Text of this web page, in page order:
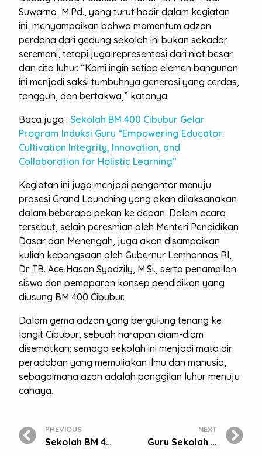
Suwarno, M.Pd., yang turut hadir dalam kegiatan
ini, menyampaikan bahwa momentum adzan
perdana dari gedung sekolah ini bukan sekadar
seremoni, tetapi juga representasi dari niat besar
dan cita luhur. “Kami ingin setiap elemen bangunan
ini menjadi saksi tumbuhnya generasi yang cerdas,
tangguh, dan bertakwa,” katanya.
Baca juga :Sekolah BM 400 Cibubur Gelar
Program Induksi Guru “Empowering Educator:
Cultivation Integrity, Innovation, and
Collaboration for Holistic Learning”
Kegiatan ini juga menjadi pengantar menuju
prosesi Grand Launching yang akan dilaksanakan
dalam beberapa pekan ke depan. Dalam acara
tersebut, selain peresmian oleh Menteri Pendidikan
Dasar dan Menengah, juga akan disampaikan
kuliah kebangsaan oleh Gubernur Lemhannas RI,
Dr. TB. Ace Hasan Syadzily, M.Si., serta penampilan
siswa dan pemaparan konsep pendidikan yang
diusung BM 400 Cibubur.
Dalam gema adzan yang bergulung tenang ke
langit Cibubur, sebuah harapan diam-diam
disematkan: semoga sekolah ini menjadi mata air
peradaban yang memuliakan ilmu dan manusia,
sebagaimana azan adalah panggilan luhur menuju
cahaya.
PREVIOUS
Sekolah BM 400 Cibubur Gelar Program Induksi Guru “Empowering Educator: Cultivation Integrity, Innovation, and Collaboration for Holistic Learning”
NEXT
Guru Sekolah BM 400 Cibubur Hadiri Festival Belajar SD BM 400 Pondok Indah